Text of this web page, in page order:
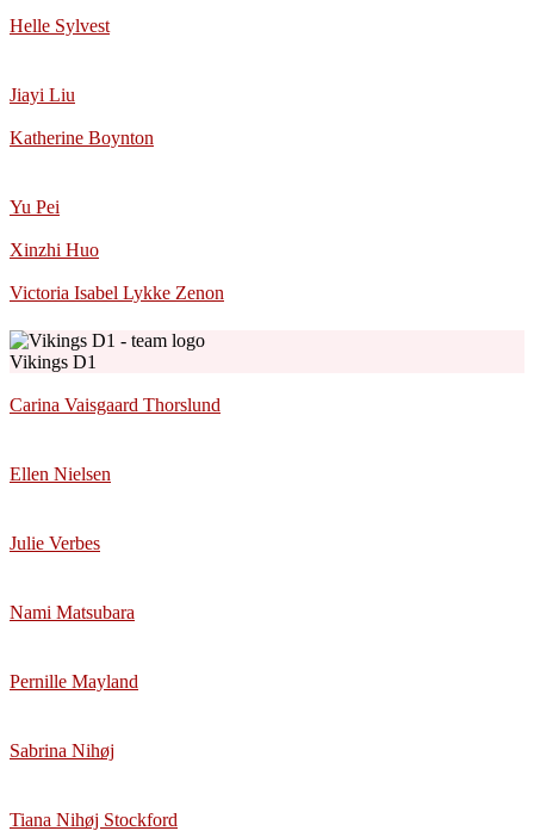
Helle Sylvest
Jiayi Liu
Katherine Boynton
Yu Pei
Xinzhi Huo
Victoria Isabel Lykke Zenon
Vikings D1
Carina Vaisgaard Thorslund
Ellen Nielsen
Julie Verbes
Nami Matsubara
Pernille Mayland
Sabrina Nihøj
Tiana Nihøj Stockford